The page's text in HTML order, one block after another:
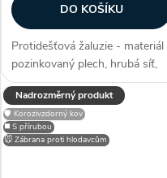
DO KOŠÍKU
Protidešťová žaluzie - materiál
pozinkovaný plech, hrubá síť,
efektivní plocha sef 0,5252 m²,
snadno přizpůsobitelné díky
možnosti lakování RAL, zakryje
stavební otvory, užívané...
Nadrozměrný produkt
◼️ S přírubou
🛡️ Korozivzdorný kov
🐭 Zábrana proti hlodavcům